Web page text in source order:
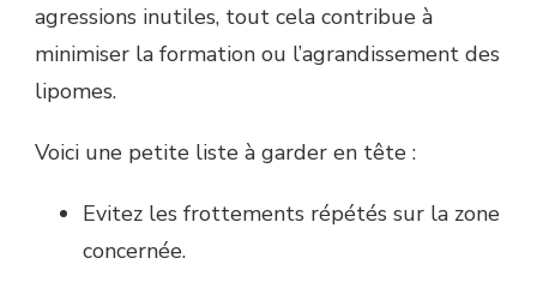
agressions inutiles, tout cela contribue à
minimiser la formation ou l’agrandissement des
lipomes.
Voici une petite liste à garder en tête :
Evitez les frottements répétés sur la zone
concernée.